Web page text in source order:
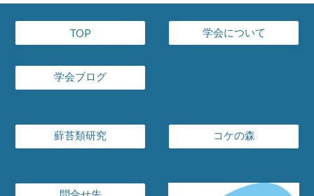
TOP
学会ブログ
学会について
蘚苔類研究 コケの森